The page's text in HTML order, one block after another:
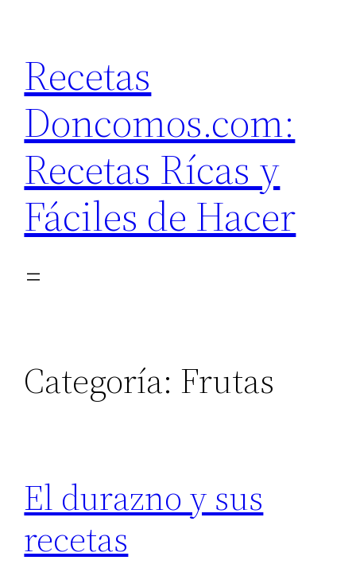
contenido
Recetas
Doncomos.com:
Recetas Rícas y
Fáciles de Hacer
Categoría: Frutas
El durazno y sus
recetas